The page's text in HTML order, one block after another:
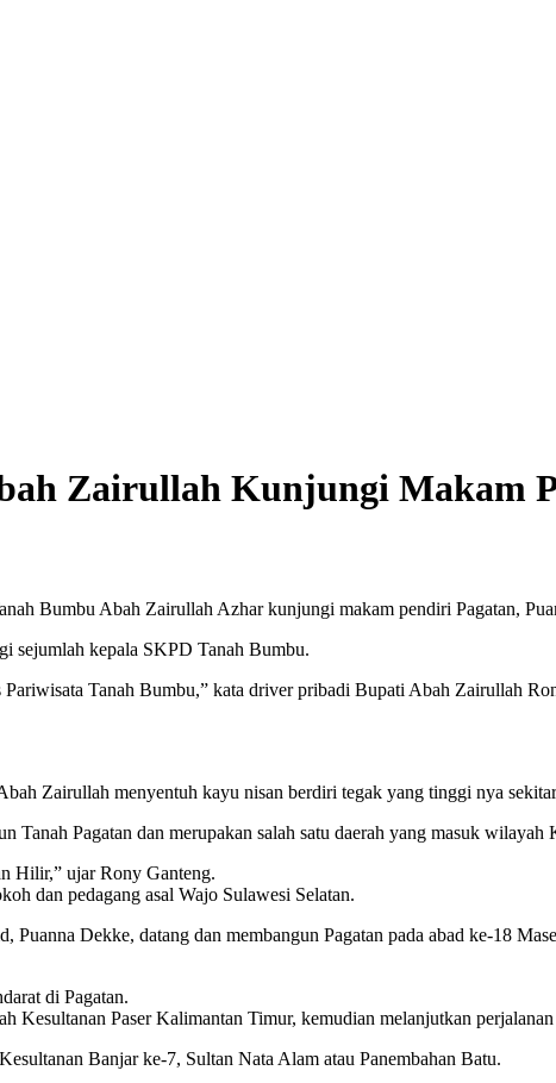
Zairullah Kunjungi Makam
Bumbu Abah Zairullah Azhar kunjungi makam pendiri Pagatan,
sejumlah kepala SKPD Tanah Bumbu.
Tanah Bumbu,” kata driver pribadi Bupati Abah Zairullah
Zairullah menyentuh kayu nisan berdiri tegak yang tinggi nya
Tanah Pagatan dan merupakan salah satu daerah yang masuk wilayah
Hilir,” ujar Rony Ganteng.
dan pedagang asal Wajo Sulawesi Selatan.
Dekke, datang dan membangun Pagatan pada abad ke-18
di Pagatan.
Kesultanan Paser Kalimantan Timur, kemudian melanjutkan
Banjar ke-7, Sultan Nata Alam atau Panembahan Batu.